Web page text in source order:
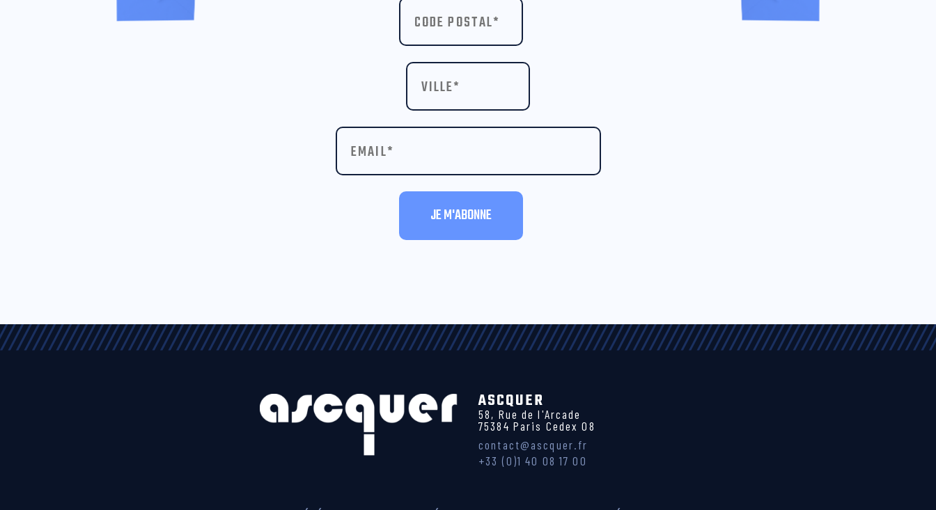
ASCQUER
58, Rue de l'Arcade
75384 Paris Cedex 08
contact@ascquer.fr
+33 (0)1 40 08 17 00